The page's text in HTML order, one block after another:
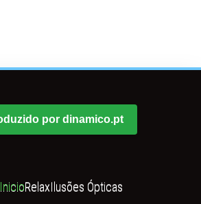
por dinamico.pt
InicioRelaxIlusões Ópticas